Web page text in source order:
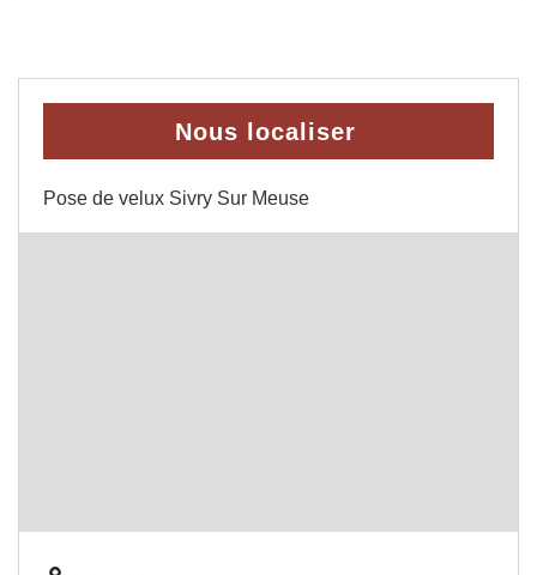
Nous localiser
Pose de velux Sivry Sur Meuse